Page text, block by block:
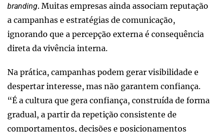
branding. Muitas empresas ainda associam reputação
a campanhas e estratégias de comunicação,
ignorando que a percepção externa é consequência
direta da vivência interna.
Na prática, campanhas podem gerar visibilidade e
despertar interesse, mas não garantem confiança.
“É a cultura que gera confiança, construída de forma
gradual, a partir da repetição consistente de
comportamentos, decisões e posicionamentos